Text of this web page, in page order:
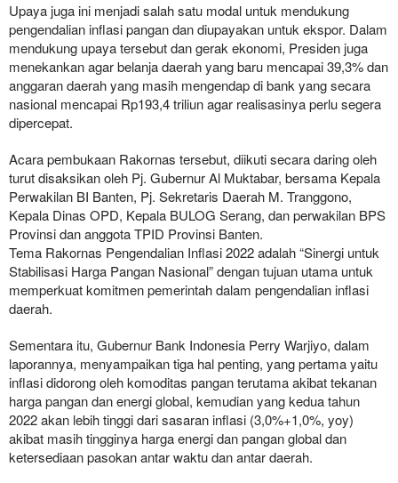
Upaya juga ini menjadi salah satu modal untuk mendukung
pengendalian inflasi pangan dan diupayakan untuk ekspor. Dalam
mendukung upaya tersebut dan gerak ekonomi, Presiden juga
menekankan agar belanja daerah yang baru mencapai 39,3% dan
anggaran daerah yang masih mengendap di bank yang secara
nasional mencapai Rp193,4 triliun agar realisasinya perlu segera
dipercepat.
Acara pembukaan Rakornas tersebut, diikuti secara daring oleh
turut disaksikan oleh Pj. Gubernur Al Muktabar, bersama Kepala
Perwakilan BI Banten, Pj. Sekretaris Daerah M. Tranggono,
Kepala Dinas OPD, Kepala BULOG Serang, dan perwakilan BPS
Provinsi dan anggota TPID Provinsi Banten.
Tema Rakornas Pengendalian Inflasi 2022 adalah “Sinergi untuk
Stabilisasi Harga Pangan Nasional” dengan tujuan utama untuk
memperkuat komitmen pemerintah dalam pengendalian inflasi
daerah.
Sementara itu, Gubernur Bank Indonesia Perry Warjiyo, dalam
laporannya, menyampaikan tiga hal penting, yang pertama yaitu
inflasi didorong oleh komoditas pangan terutama akibat tekanan
harga pangan dan energi global, kemudian yang kedua tahun
2022 akan lebih tinggi dari sasaran inflasi (3,0%+1,0%, yoy)
akibat masih tingginya harga energi dan pangan global dan
ketersediaan pasokan antar waktu dan antar daerah.